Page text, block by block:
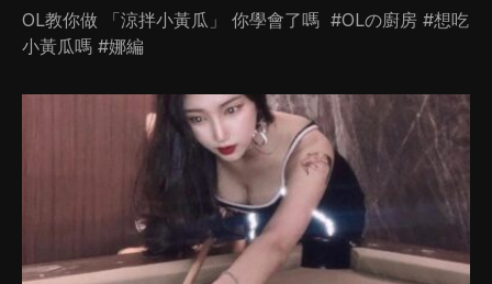
OL教你做 「涼拌小黃瓜」​ 你學會了嗎 ​ #OLの廚房 #想吃
小黃瓜嗎​ #娜編